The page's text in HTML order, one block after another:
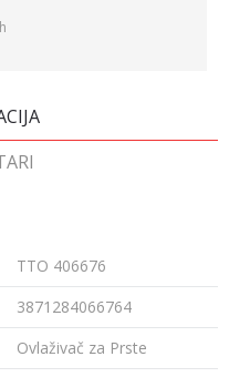
TTO 406676
3871284066764
Ovlaživač za Prste